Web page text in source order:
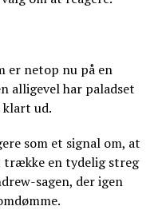
er netop nu på en
alligevel har paladset
ud.
som et signal om, at
trække en tydelig streg
sagen, der igen